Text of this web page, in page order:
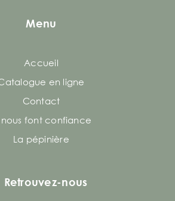
Menu
Accueil
en ligne
Contact
nous font confiance
La pépinière
Retrouvez-nous